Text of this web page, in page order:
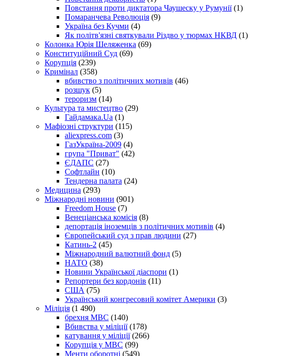
Повстання проти диктатора Чаушеску у Румунії(1)
Помаранчева Революція (9)
Україна без Кучми (4)
Як політв'язні святкували Різдво у тюрмах НКВД (1)
Колонка Юрія Шеляженка (69)
Конституційний Суд (69)
Корупція (239)
Кримінал (358)
вбивство з політичних мотивів (46)
розшук (5)
тероризм (14)
Культура та мистецтво (29)
Гайдамака.Ua (1)
Мафіозні структури (115)
aliexpress.com (3)
ГазУкраїна-2009 (4)
група "Приват" (42)
ЄДАПС (27)
Софтлайн (10)
Тендерна палата (24)
Медицина (293)
Міжнародні новини (901)
Freedom House (7)
Венеціанська комісія (8)
депортація іноземців з політичних мотивів (4)
Європейський суд з прав людини (27)
Катинь-2 (45)
Міжнародний валютний фонд (5)
НАТО (38)
Новини Української діаспори (1)
Репортери без кордонів (11)
США (75)
Український конгресовий комітет Америки (3)
Міліція (1 490)
брехня МВС (140)
Вбивства у міліції(178)
катування у міліції(266)
Корупція у МВС (99)
Менти оборотні (549)